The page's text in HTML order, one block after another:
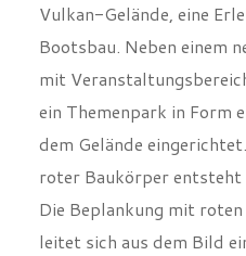
Vulkan-Gelände, eine
Bootsbau. Neben einem
mit
ein Themenpark in Form
dem Gelände
roter Baukörper
Die Beplankung mit
leitet sich aus dem Bild